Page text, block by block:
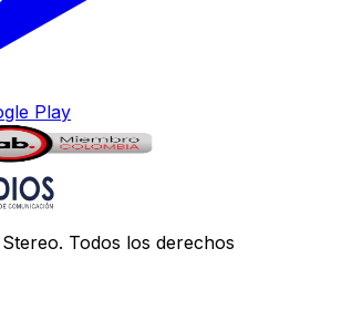
Play
. Todos los derechos